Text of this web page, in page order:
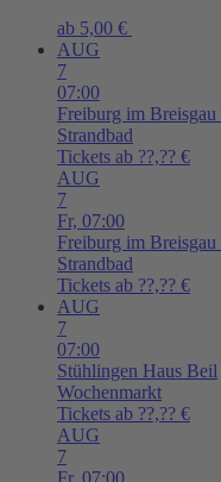
ab 5,00 €
AUG
7
07:00
Freiburg im Breisgau
Strandbad
Tickets ab ??,?? €
AUG
7
Fr, 07:00
Freiburg im Breisgau
Strandbad
Tickets ab ??,?? €
AUG
7
07:00
Stühlingen Haus Beil
Wochenmarkt
Tickets ab ??,?? €
AUG
7
Fr, 07:00